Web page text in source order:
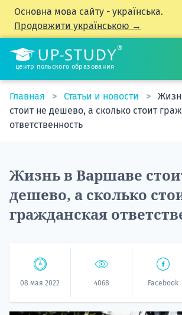
Основна мова сайту - українська.
Продовжити українською →
центр польского образования
Главная Статьи и новости
стоит не дешево, а сколько стоит
ответственность
Жизнь в Варшаве
дешево, а сколько
гражданская
08 мая 2022 4068 Facebook